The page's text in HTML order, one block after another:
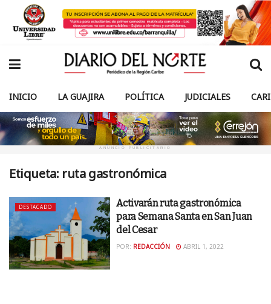
INICIO LA GUAJIRA POLÍTICA JUDICIALES
ANUNCIO PUBLICITARIO
Etiqueta: ruta gastronómica
DESTACADO
Activarán ruta gastronómica
para Semana Santa en San Juan
del Cesar
POR: REDACCIÓN ABRIL 1, 2022